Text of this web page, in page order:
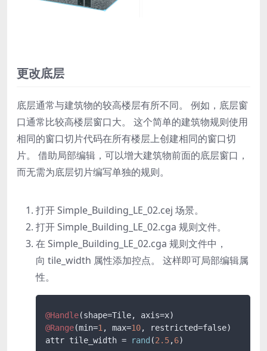
更改底层
底层通常与建筑物的较高楼层有所不同。 例如，底层窗
口通常比较高楼层窗口大。 这个简单的建筑物规则使用
相同的窗口切片代码在所有楼层上创建相同的窗口切
片。 借助局部编辑，可以增大建筑物前面的底层窗口，
而无需为底层切片编写单独的规则。
打开Simple_Building_LE_02.cej 场景。
打开Simple_Building_LE_02.cga 规则文件。
在 Simple_Building_LE_02.cga 规则文件中，
向 tile_width 属性添加控点。 这样即可局部编辑属
性。
@Handle
@Range(min=1 , max=10, restricted=false)
attr tile_width =
rand (2.5,6)